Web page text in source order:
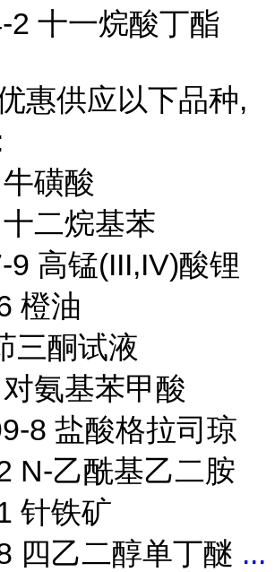
2 十一烷酸丁酯
惠供应以下品种,
磺酸
二烷基苯
9 高锰(III,IV)酸锂
橙油
三酮试液
氨基苯甲酸
8 盐酸格拉司琼
N-乙酰基乙二胺
针铁矿
四乙二醇单丁醚 ...